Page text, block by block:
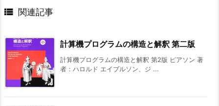
 関連記事
計算機プログラムの構造と解釈 第二版
計算機プログラムの構造と解釈 第2版 ピアソン 著
者：ハロルド エイブルソン、ジ ...